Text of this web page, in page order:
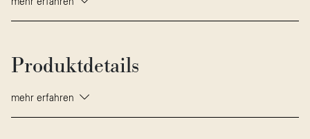
mehr erfahren
Produktdetails
mehr erfahren